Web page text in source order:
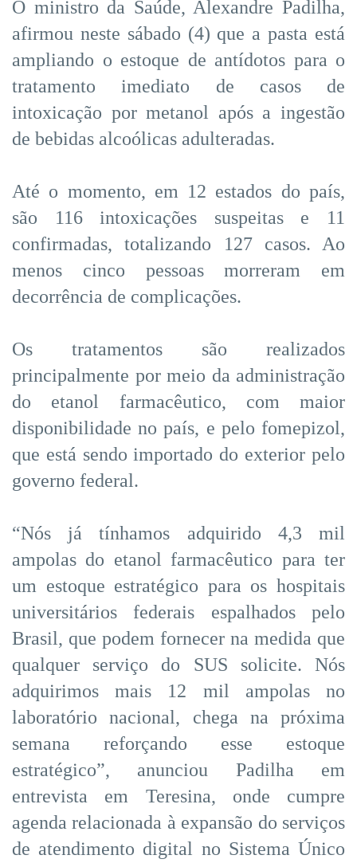
O ministro da Saúde, Alexandre Padilha,
afirmou neste sábado (4) que a pasta está
ampliando o estoque de antídotos para o
tratamento imediato de casos de
intoxicação por metanol após a ingestão
de bebidas alcoólicas adulteradas.
Até o momento, em 12 estados do país,
são 116 intoxicações suspeitas e 11
confirmadas, totalizando 127 casos. Ao
menos cinco pessoas morreram em
decorrência de complicações.
Os tratamentos são realizados
principalmente por meio da administração
do etanol farmacêutico, com maior
disponibilidade no país, e pelo fomepizol,
que está sendo importado do exterior pelo
governo federal.
“Nós já tínhamos adquirido 4,3 mil
ampolas do etanol farmacêutico para ter
um estoque estratégico para os hospitais
universitários federais espalhados pelo
Brasil, que podem fornecer na medida que
qualquer serviço do SUS solicite. Nós
adquirimos mais 12 mil ampolas no
laboratório nacional, chega na próxima
semana reforçando esse estoque
estratégico”, anunciou Padilha em
entrevista em Teresina, onde cumpre
agenda relacionada à expansão do serviços
de atendimento digital no Sistema Único